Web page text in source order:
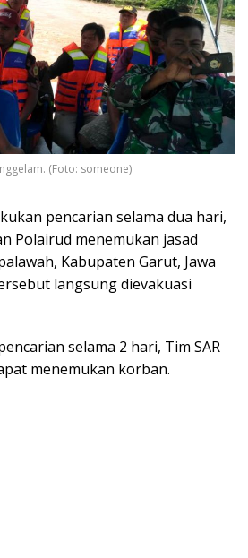
(Foto: someone)
pencarian selama dua hari,
Polairud menemukan jasad
Kabupaten Garut, Jawa
langsung dievakuasi
selama 2 hari, Tim SAR
menemukan korban.